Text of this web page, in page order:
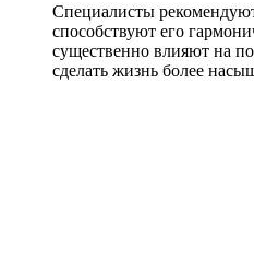
Специалисты
способствуют его
существенно влияют на
сделать жизнь более